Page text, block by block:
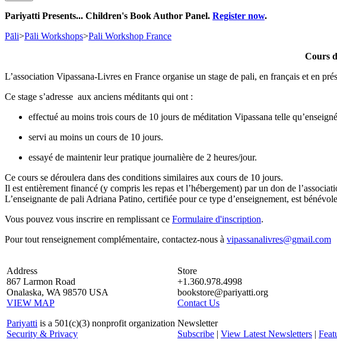
Pariyatti Presents... Children's Book Author Panel. Register now.
Pāli>Pāli Workshops>Pali Workshop France
Cours
L’association Vipassana-Livres en France organise un stage de pali, en français et en
Ce stage s’adresse aux anciens méditants qui ont :
effectué au moins trois cours de 10 jours de méditation Vipassana telle
servi au moins un cours de 10 jours.
essayé de maintenir leur pratique journalière de 2 heures/jour.
Ce cours se déroulera dans des conditions similaires aux cours de 10 jours.
Il est entièrement financé (y compris les repas et l’hébergement) par un don de
L’enseignante de pali Adriana Patino, certifiée pour ce type d’enseignement, est
Vous pouvez vous inscrire en remplissant ce Formulaire d'inscription.
Pour tout renseignement complémentaire, contactez-nous à vipassanalivres@gmail.com
Address
867 Larmon Road
Onalaska, WA 98570 USA
VIEW MAP
Pariyatti is a 501(c)(3) nonprofit organization
Security & Privacy
Store
+1.360.978.4998
bookstore@pariyatti.org
Contact Us
Newsletter
Subscribe | View Latest Newsletters |